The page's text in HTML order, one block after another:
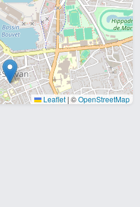
Leaflet | ©OpenStreetMap